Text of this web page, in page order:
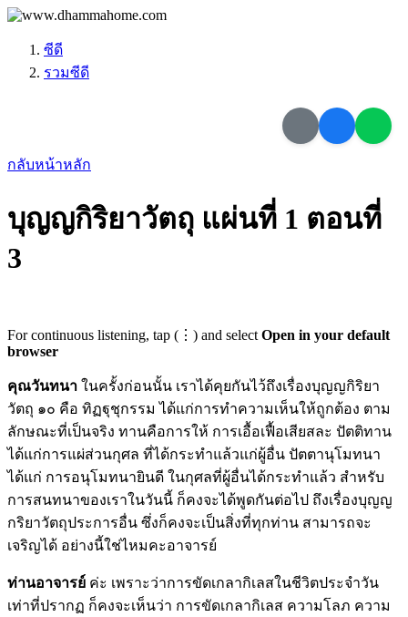
ซีดี
รวมซีดี
กลับหน้าหลัก
บุญญกิริยาวัตถุ แผ่นที่ 1 ตอนที่
3
For continuous listening, tap (⋮) and select Open in your default
browser
คุณวันทนา ในครั้งก่อนนั้น เราได้คุยกันไว้ถึงเรื่องบุญญกิริยา
วัตถุ ๑๐ คือ ทิฏฐุชุกรรม ได้แก่การทำความเห็นให้ถูกต้อง ตาม
ลักษณะที่เป็นจริง ทานคือการให้ การเอื้อเฟื้อเสียสละ ปัตติทาน
ได้แก่การแผ่ส่วนกุศล ที่ได้กระทำแล้วแก่ผู้อื่น ปัตตานุโมทนา
ได้แก่ การอนุโมทนายินดี ในกุศลที่ผู้อื่นได้กระทำแล้ว สำหรับ
การสนทนาของเราในวันนี้ ก็คงจะได้พูดกันต่อไป ถึงเรื่องบุญญ
กริยาวัตถุประการอื่น ซึ่งก็คงจะเป็นสิ่งที่ทุกท่าน สามารถจะ
เจริญได้ อย่างนี้ใช่ไหมคะอาจารย์
ท่านอาจารย์ ค่ะ เพราะว่าการขัดเกลากิเลสในชีวิตประจำวัน
เท่าที่ปรากฏ ก็คงจะเห็นว่า การขัดเกลากิเลส ความโลภ ความ